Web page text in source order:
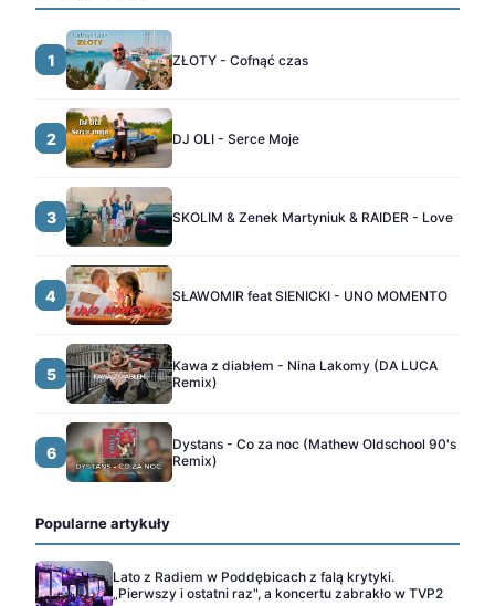
1 ZŁOTY - Cofnąć czas
2 DJ OLI - Serce Moje
3 SKOLIM & Zenek Martyniuk & RAIDER - Love
4 SŁAWOMIR feat SIENICKI - UNO MOMENTO
5
Kawa z diabłem - Nina Lakomy (DA LUCA
Remix)
6
Dystans - Co za noc (Mathew Oldschool 90's
Remix)
Popularne artykuły
Lato z Radiem w Poddębicach z falą krytyki.
„Pierwszy i ostatni raz", a koncertu zabrakło w TVP2